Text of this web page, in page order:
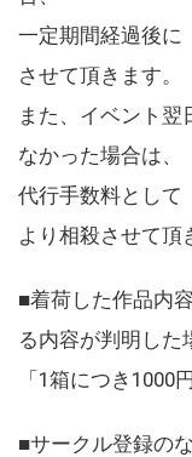
一定期間経過後に
させて頂きます。
また、イベント
なかった場合は、
代行手数料として
より相殺させて頂
■着荷した作品内
る内容が判明した
「1箱につき1000
■サークル登録の